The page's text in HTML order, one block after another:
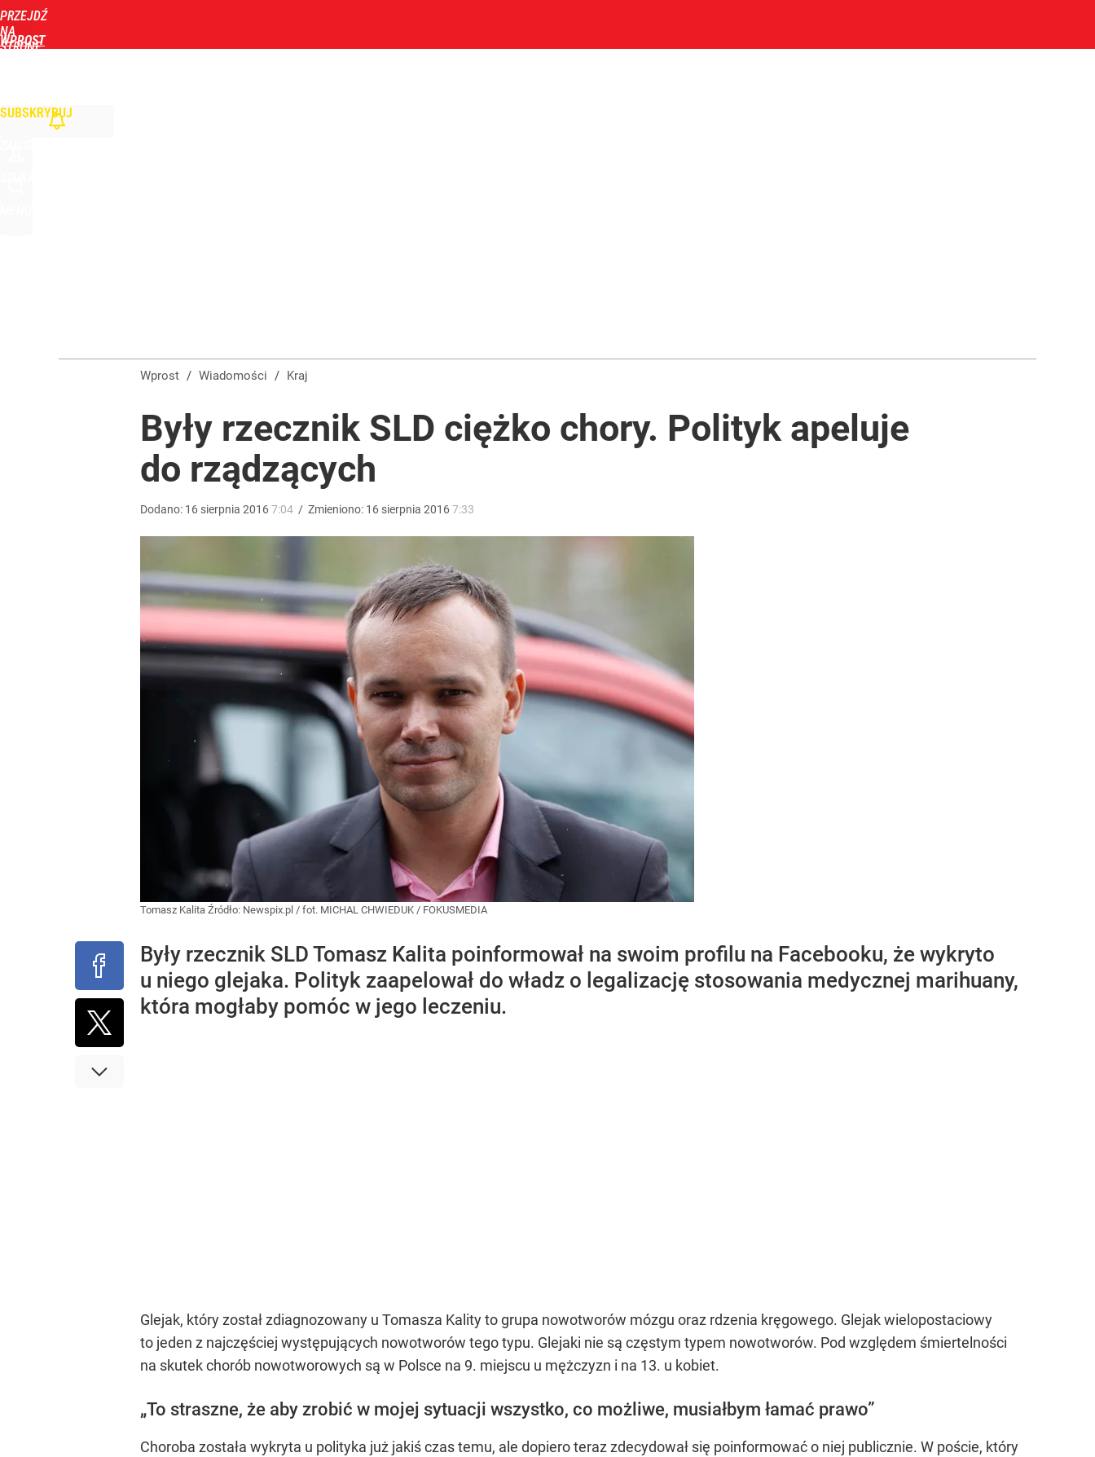
PRZEJDŹ
NA
STRONĘ
WPROST
SUBSKRYBUJ
16
„Nie chodzi o zemstę”. Mocny apel w sprawie ofiar rzezi wołyńskiej
Opus Dei reaguje ws. sensacyjnego tropu dotyczącego Romanowskiego. Twarda deklaracja
Farmacja: wzrost pod presją. co czeka branżę do 2030 roku?
Wprost / Wiadomości / Kraj
Były rzecznik SLD ciężko chory. Polityk apeluje
do rządzących
Dodano: 16 sierpnia 20167:04 / Zmieniono: 16 sierpnia 20167:33
Tomasz Kalita Źródło: Newspix.pl / fot. MICHAL CHWIEDUK / FOKUSMEDIA
Były rzecznik SLD Tomasz Kalita poinformował na swoim profilu na Facebooku, że wykryto
u niego glejaka. Polityk zaapelował do władz o legalizację stosowania medycznej marihuany,
która mogłaby pomóc w jego leczeniu.
Glejak, który został zdiagnozowany u Tomasza Kality to grupa nowotworów mózgu oraz rdzenia kręgowego. Glejak wielopostaciowy
to jeden z najczęściej występujących nowotworów tego typu. Glejaki nie są częstym typem nowotworów. Pod względem śmiertelności
na skutek chorób nowotworowych są w Polsce na 9. miejscu u mężczyzn i na 13. u kobiet.
„To straszne, że aby zrobić w mojej sytuacji wszystko, co możliwe, musiałbym łamać prawo”
Choroba została wykryta u polityka już jakiś czas temu, ale dopiero teraz zdecydował się poinformować o niej publicznie. W poście, który